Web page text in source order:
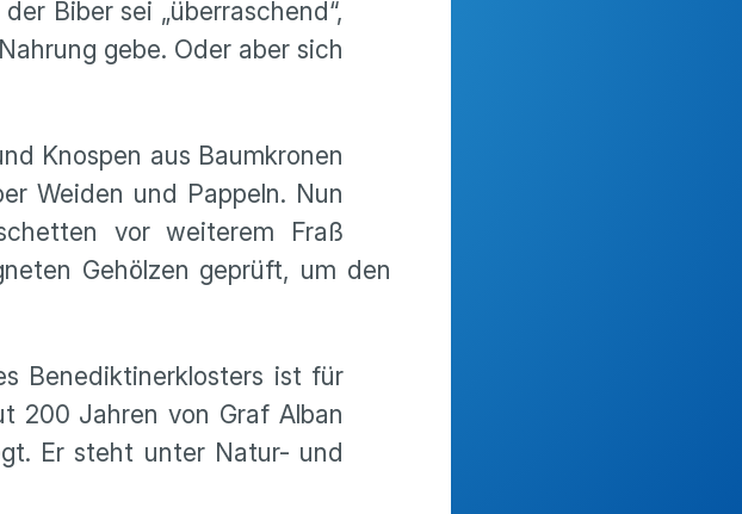
Biber sei „überraschend“,
gebe. Oder aber sich
Knospen aus Baumkronen
Weiden und Pappeln. Nun
vor weiterem Fraß
Gehölzen geprüft, um den
Benediktinerklosters ist für
200 Jahren von Graf Alban
Er steht unter Natur- und